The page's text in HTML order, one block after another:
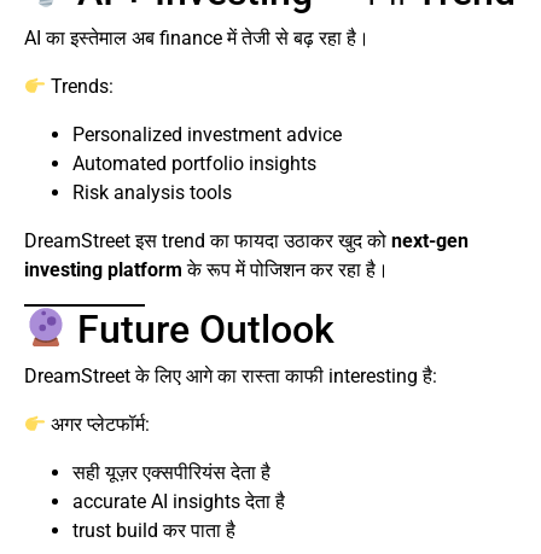
AI का इस्तेमाल अब finance में तेजी से बढ़ रहा है।
Trends:
Personalized investment advice
Automated portfolio insights
Risk analysis tools
DreamStreet इस trend का फायदा उठाकर खुद को next-gen
investing platform के रूप में पोजिशन कर रहा है।
Future Outlook
DreamStreet के लिए आगे का रास्ता काफी interesting है:
अगर प्लेटफॉर्म:
सही यूज़र एक्सपीरियंस देता है
accurate AI insights देता है
trust build कर पाता है